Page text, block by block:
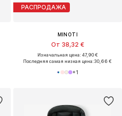
РАСПРОДАЖА
MINOTI
От 38,32 €
Изначальная цена: 47,90 €
Последняя самая низкая цена:30,66 €
+1